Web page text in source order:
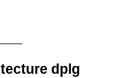
dplg